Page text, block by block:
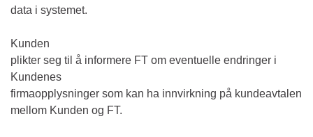
data i systemet.
Kunden
plikter seg til å informere FT om eventuelle endringer i
Kundenes
firmaopplysninger som kan ha innvirkning på kundeavtalen
mellom Kunden og FT.